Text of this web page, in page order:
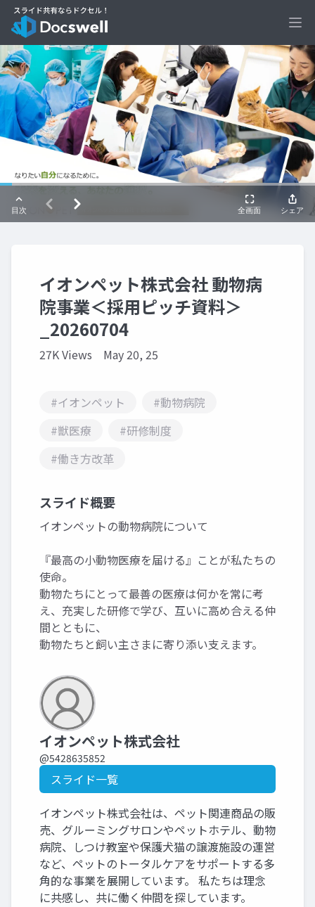
イオンペット株式会社 動物病
院事業＜採用ピッチ資料＞
_20260704
27K Views May 20, 25
#イオンペット
#動物病院
#獣医療
#研修制度
#働き方改革
スライド概要
イオンペットの動物病院について
『最高の小動物医療を届ける』ことが私たちの
使命。
動物たちにとって最善の医療は何かを常に考
え、充実した研修で学び、互いに高め合える仲
間とともに、
動物たちと飼い主さまに寄り添い支えます。
イオンペット株式会社
@5428635852
スライド一覧
イオンペット株式会社は、ペット関連商品の販
売、グルーミングサロンやペットホテル、動物
病院、しつけ教室や保護犬猫の譲渡施設の運営
など、ペットのトータルケアをサポートする多
角的な事業を展開しています。 私たちは理念
に共感し、共に働く仲間を探しています。